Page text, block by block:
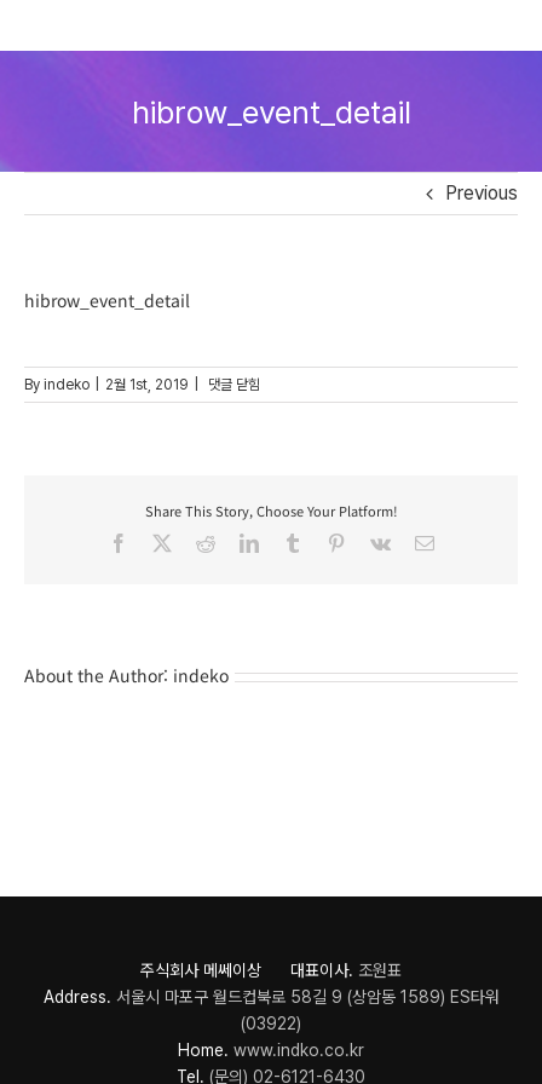
hibrow_event_detail
Previous
hibrow_event_detail
By indeko 2월 1st, 2019 hibrow_event_detail
댓글 닫힘
Share This Story, Choose Your Platform!
Facebook
RedditLinkedInTumblr Pinterest
Vk Email
About the Author: indeko
주식회사 메쎄이상 대표이사. 조원표
Address. 서울시 마포구 월드컵북로 58길 9 (상암동 1589) ES타워
(03922)
Home. www.indko.co.kr
Tel. (문의) 02-6121-6430